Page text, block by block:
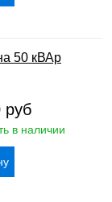
50 кВАр
руб
в наличии